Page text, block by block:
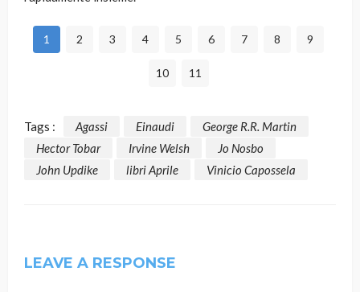
1 2 3 4 5 6 7 8 9
10 11
Tags : Agassi Einaudi
George R.R. Martin
Hector Tobar
Irvine Welsh
Jo Nosbo
John Updike
libri Aprile Vinicio Capossela
LEAVE A RESPONSE